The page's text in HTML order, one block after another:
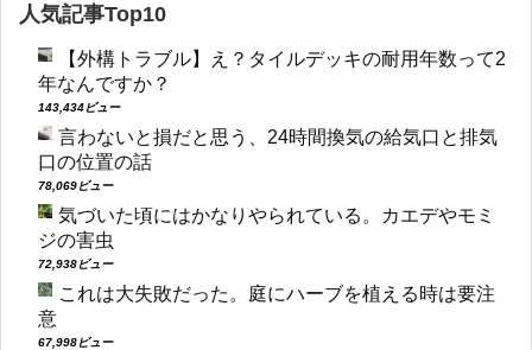
人気記事Top10
【外構トラブル】え？タイルデッキの耐用年数って2
年なんですか？
143,434ビュー
言わないと損だと思う、24時間換気の給気口と排気
口の位置の話
78,069ビュー
気づいた頃にはかなりやられている。カエデやモミ
ジの害虫
72,938ビュー
これは大失敗だった。庭にハーブを植える時は要注
意
67,998ビュー